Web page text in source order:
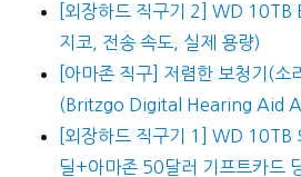
[외장하드 직구기 2] WD 10TB
지코, 전송 속도, 실제 용량)
[아마존 직구] 저렴한 보청기(소
(Britzgo Digital Hearing Aid
[외장하드 직구기 1] WD 10TB
딜+아마존 50달러 기프트카드